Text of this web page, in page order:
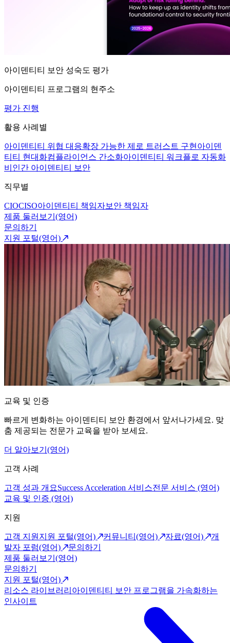
아이덴티티 보안 성숙도 평가
아이덴티티 프로그램의 현주소
평가 진행
활용 사례별
아이덴티티 위협 대응확장 가능한 제로 트러스트 구현 아이덴
티티 현대화컴플라이언스 간소화아이덴티티 워크플로 자동화
비인간 아이덴티티 보안
직무별
CIOCISO아이덴티티 책임자보안 책임자
제품 둘러보기(영어)
문의하기
지원 포털(영어)
교육 및 인증
빠르게 변화하는 아이덴티티 보안 환경에서 앞서나가세요. 맞
춤 제공되는 전문가 교육을 받아 보세요.
더 알아보기(영어)
고객 사례
고객 성과 개요Success Acceleration 서비스전문 서비스 (영어)
교육 및 인증 (영어)
지원
고객 지원 지원 포털(영어) 커뮤니티(영어) 자료(영어)
개
발자 포럼(영어)
문의하기
제품 둘러보기(영어)
문의하기
지원 포털(영어)
리소스 라이브러리 아이덴티티 보안 프로그램을 가속화하는
인사이트